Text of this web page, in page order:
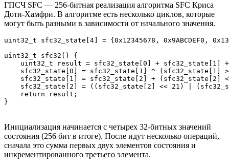
ГПСЧ SFC — 256-битная реализация алгоритма SFC Криса
Доти-Хамфри. В алгоритме есть несколько циклов, которые
могут быть разными в зависимости от начального значения.
uint32_t sfc32_state[4] = {0x12345678, 0x9ABCDEF0,
uint32_t sfc32() {
uint32_t result = sfc32_state[0] + sfc32_state[1]
sfc32_state[0] = sfc32_state[1] ^ (sfc32_state[1]
sfc32_state[1] = sfc32_state[2] + (sfc32_state[2]
sfc32_state[2] = ((sfc32_state[2] << 21) |
    return result;
Инициализация начинается с четырех 32-битных значений
состояния (256 бит в итоге). После идут несколько операций,
сначала это сумма первых двух элементов состояния и
инкрементированного третьего элемента.